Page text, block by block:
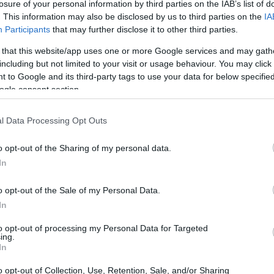
of your personal information by third parties on the IAB’s list of
This information may also be disclosed by us to third parties on the
Participants that may further disclose it to other third parties.
that this website/app uses one or more Google services and may
but not limited to your visit or usage behaviour. You may
to Google and its third-party tags to use your data for below
consent section.
Data Processing Opt Outs
opt-out of the Sharing of my personal data.
opt-out of the Sale of my Personal Data.
opt-out of processing my Personal Data for Targeted
opt-out of Collection, Use, Retention, Sale, and/or Sharing
των New York Times στον επιστήμονα, με την
ειδικές και γενικές θεωρίες της Σχετικότητας.
και δημοσιεύτηκε για πρώτη φορά σε ένα
και ένα διάγραμμα της δομής του
επιστημονικών τύπων. Το όνομά του και η
πίσω όψη των γραπτών σελίδων.